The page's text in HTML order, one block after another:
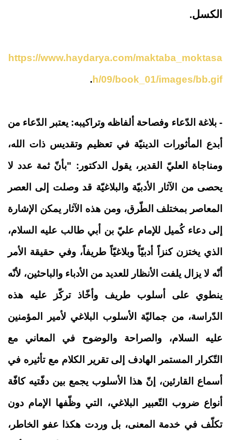
الكسل.
https://www.haydarya.com/maktaba_moktasa
h/09/book_01/images/bb.gif
.
-بلاغة الدّعاء وفصاحة ألفاظه وتراكيبه: يعتبر الدّعاء من
أبدع المأثورات الدينيّة في تعظيم وتقديس ذات الله،
ومناجاة العليّ القدير، يقول الدكتور: "بأنّ ثمة عدد لا
يحصى من الآثار الأدبيّة والبلاغيّة قد وصلت إلى العصر
المعاصر بمختلف الطّرق، ومن هذه الآثار يمكن الإشارة
إلى دعاء كُميل للإمام عليّ بن أبي طالب عليه السلام،
الذي يختزن كنزاً أدبيّاً وبلاغيّاً طريفاً، وفي حقيقة الأمر
أنّه لا يزال يلفت الأنظار للعديد من الأدباء والباحثين، لأنّه
ينطوي على أسلوب طريف وأخّاذ تركّز عليه هذه
الدّراسة، من جماليّة الأسلوب البلاغي لأمير المؤمنين
عليه السلام، والصراحة والوضوح في المعاني مع
التّكرار المستمر الهادف إلى تقرير الكلام مع تأثيره في
أسماع القارئين، إنّ هذا الأسلوب يجمع بين دفّتيه كافّة
أنواع ضروب التّعبير البلاغي، التي وظّفها الإمام دون
تكلّف في خدمة المعنى، بل وردت هكذا عفو الخاطر،